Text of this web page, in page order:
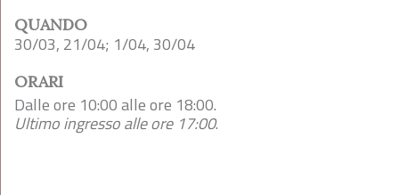
QUANDO
30/03, 21/04; 1/04, 30/04
ORARI
Dalle ore 10:00 alle ore 18:00.
Ultimo ingresso alle ore 17:00.